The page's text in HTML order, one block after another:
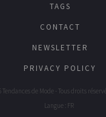
TAGS
CONTACT
NEWSLETTER
PRIVACY POLICY
Tendances de Mode - Tous droits
Langue : FR